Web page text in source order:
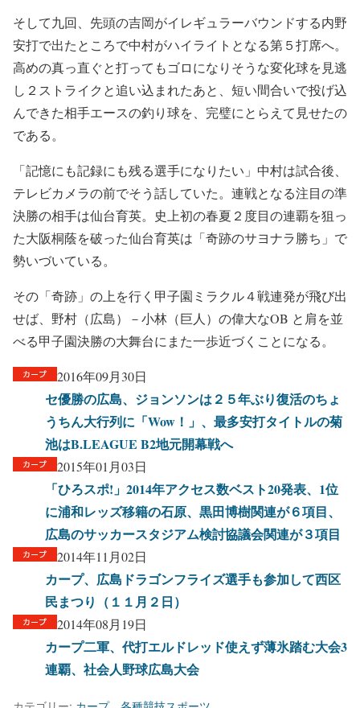
そして九回、先頭の吉岡がイレギュラーバウンドする内野
安打で出たところで中村がハイライトとなる第５打席へ。
高めの真っ直ぐと打ってもゴロになりそうな変化球を見逃
し２ストライクと追い込まれたあと、短い間合いで投げ込
んできた相手エースの釣り球を、完璧にとらえて見せたの
である。
「記憶にも記録にも残る選手になりたい」中村は試合後、
テレビカメラの前でそう話していた。連戦となる注目の準
決勝の相手は仙台育英。史上初の春夏２度目の連覇を狙っ
た大阪桐蔭を破った仙台育英は「奇跡のサヨナラ勝ち」で
勢いづいている。
その「奇跡」の上を行く甲子園ミラクル４戦連発が飛び出
せば、野村（広島）－小林（巨人）の偉大なOB と肩を並
べる甲子園決勝の大舞台にまた一歩近づくことになる。
2016年09月30日
セ優勝の広島、ジョンソンは２５年ぶり復活のちょ
うちん大行列に「Wow！」、最多安打タイトルの菊
池はB.LEAGUE B2地元開幕戦へ
2015年01月03日
「ひろスポ!」2014年アクセス数ベスト20発表、1位
に浦和レッズ移籍の石原、黒田博樹関連が６項目、
広島のサッカースタジアム検討協議会関連が３項目
2014年11月02日
カープ、広島ドラゴンフライズ選手も参加して西区
民まつり（１１月２日）
2014年08月19日
カープ二軍、代打エルドレッド使えず薄氷踏む大会3
連覇、社会人野球広島大会